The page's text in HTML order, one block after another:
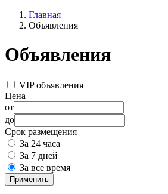
Главная
Объявления
Объявления
VIP объявления
Цена
от
до
Срок размещения
За 24 часа
За 7 дней
За все время
Применить